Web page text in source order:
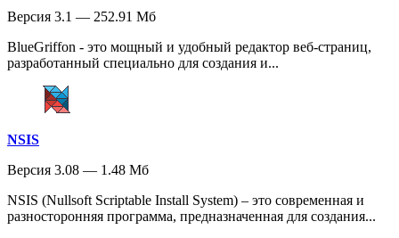
Версия 3.1 — 252.91 Мб
BlueGriffon - это мощный и удобный редактор веб-страниц,
разработанный специально для создания и...
NSIS
Версия 3.08 — 1.48 Мб
NSIS (Nullsoft Scriptable Install System) – это современная и
разносторонняя программа, предназначенная для создания...